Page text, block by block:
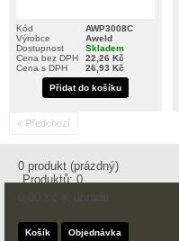
Kód
AWP3008C
Výrobce
Aweld
Dostupnost
Skladem
Cena bez DPH
22,26 Kč
Cena s DPH
26,93 Kč
Přidat do košíku
« Předchozí
0 produkt (prázdný)
Produktů:0
Košík Objednávka